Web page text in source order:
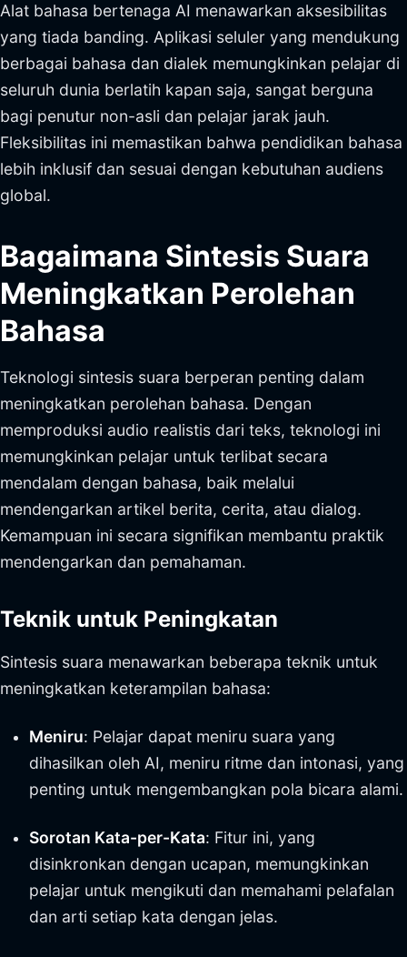
Alat bahasa bertenaga AI menawarkan aksesibilitas
yang tiada banding. Aplikasi seluler yang mendukung
berbagai bahasa dan dialek memungkinkan pelajar di
seluruh dunia berlatih kapan saja, sangat berguna
bagi penutur non-asli dan pelajar jarak jauh.
Fleksibilitas ini memastikan bahwa pendidikan bahasa
lebih inklusif dan sesuai dengan kebutuhan audiens
global.
Bagaimana Sintesis Suara
Meningkatkan Perolehan
Bahasa
Teknologi sintesis suara berperan penting dalam
meningkatkan perolehan bahasa. Dengan
memproduksi audio realistis dari teks, teknologi ini
memungkinkan pelajar untuk terlibat secara
mendalam dengan bahasa, baik melalui
mendengarkan artikel berita, cerita, atau dialog.
Kemampuan ini secara signifikan membantu praktik
mendengarkan dan pemahaman.
Teknik untuk Peningkatan
Sintesis suara menawarkan beberapa teknik untuk
meningkatkan keterampilan bahasa:
Meniru: Pelajar dapat meniru suara yang
dihasilkan oleh AI, meniru ritme dan intonasi, yang
penting untuk mengembangkan pola bicara alami.
Sorotan Kata-per-Kata: Fitur ini, yang
disinkronkan dengan ucapan, memungkinkan
pelajar untuk mengikuti dan memahami pelafalan
dan arti setiap kata dengan jelas.